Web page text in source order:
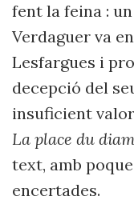
fent la feina :
Verdaguer va
Lesfargues i
decepció del
insuficient
La place du
text, amb
encertades.